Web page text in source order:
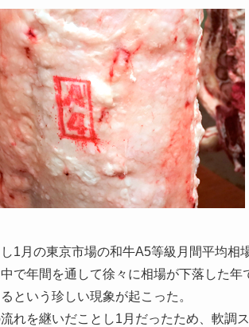
1月の東京市場の和牛A5等級月間平均相
で年間を通して徐々に相場が下落した
という珍しい現象が起こった。
れを継いだことし1月だったため、軟調